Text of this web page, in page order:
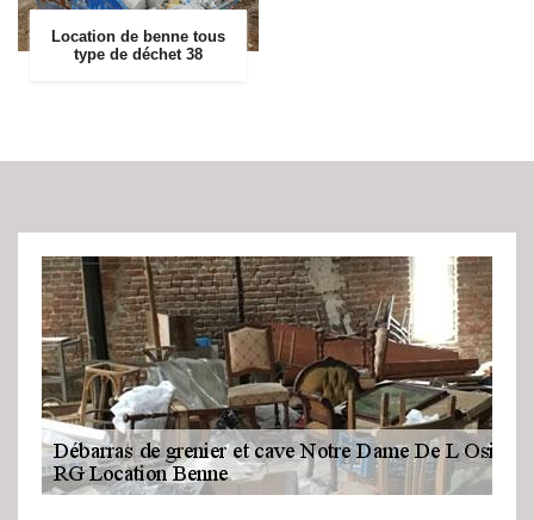
Location de benne tous
type de déchet 38